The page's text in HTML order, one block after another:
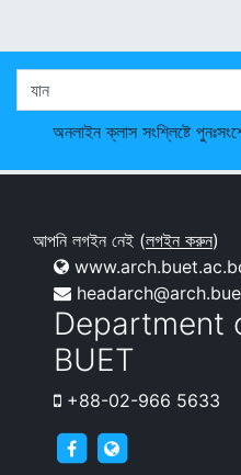
অনলাইন ক্লাস সংশ্লিষ্টে
আপনি লগইন নেই (লগইন করুন)
Department
BUET
+88-02-966 5633
archnews